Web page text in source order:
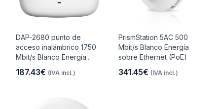
DAP-2680 punto de
acceso inalámbrico 1750
Mbit/s Blanco Energía..
187.43€ (IVA incl.)
PrismStation 5AC 500
Mbit/s Blanco Energía
sobre Ethernet (PoE)
341.45€ (IVA incl.)